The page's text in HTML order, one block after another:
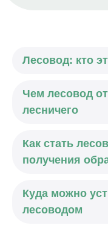
Лесовод: кто
Чем лесовод
лесничего
Как стать
получения
Куда можно
лесоводом